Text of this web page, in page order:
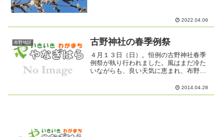
2022.04.06
布野地区 古野神社の春季例祭
４月１３日（日）。恒例の古野神社春季
例祭が執り行われました。風はまだ冷た
いながらも、良い天気に恵まれ、布野地
ただき、本年度の地区の安全と、住民の
皆様のご健勝にむけての祈願がなされま
2014.04.28